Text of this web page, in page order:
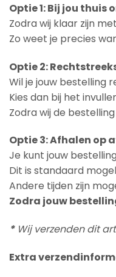
Optie 1: Bij jou thuis
Zodra wij klaar zijn
Zo weet je precies
Optie 2:
Wil je jouw bestelling
Kies dan bij het
Zodra wij de
Optie 3: Afhalen op
Je kunt jouw
Dit is standaard
Andere tijden zijn
Zodra jouw
* Wij verzenden dit
Extra